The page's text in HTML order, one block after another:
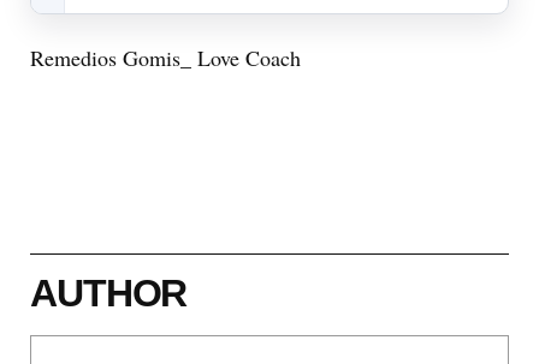
Remedios Gomis_ Love Coach
AUTHOR